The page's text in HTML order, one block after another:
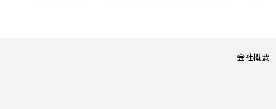
介護WAOのレイアウ
会社概要